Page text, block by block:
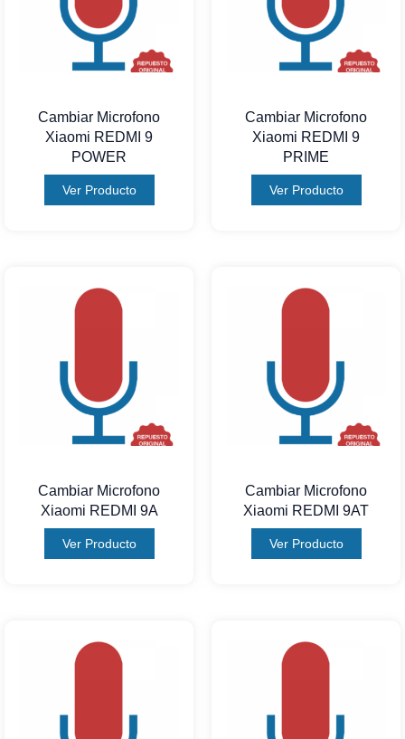
Cambiar Microfono
Xiaomi REDMI 9
POWER
Ver Producto
Cambiar Microfono
Xiaomi REDMI 9
PRIME
Ver Producto
Cambiar Microfono
Xiaomi REDMI 9A
Ver Producto
Cambiar Microfono
Xiaomi REDMI 9AT
Ver Producto